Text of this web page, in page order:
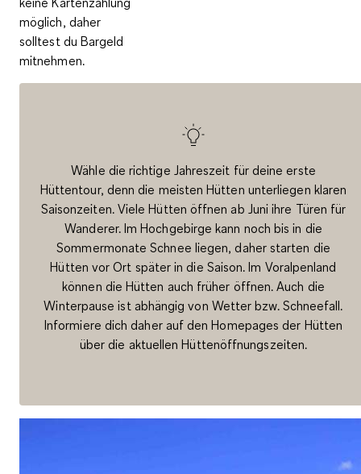
möglich, daher
solltest du Bargeld
mitnehmen.
Wähle die richtige Jahreszeit für deine erste
Hüttentour, denn die meisten Hütten unterliegen klaren
Saisonzeiten. Viele Hütten öffnen ab Juni ihre Türen für
Wanderer. Im Hochgebirge kann noch bis in die
Sommermonate Schnee liegen, daher starten die
Hütten vor Ort später in die Saison. Im Voralpenland
können die Hütten auch früher öffnen. Auch die
Winterpause ist abhängig von Wetter bzw. Schneefall.
Informiere dich daher auf den Homepages der Hütten
über die aktuellen Hüttenöffnungszeiten.